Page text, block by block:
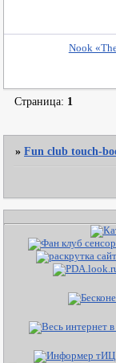
Nook
Страница: 1
»Fun club touch-